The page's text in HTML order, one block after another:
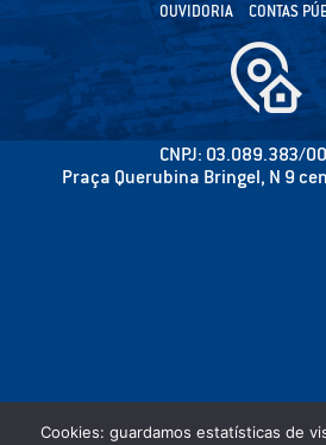
OUVIDORIA
CONTAS
CNPJ: 03.089.383/
Praça Querubina Bringel, N 9
Cookies: guardamos estatísticas de